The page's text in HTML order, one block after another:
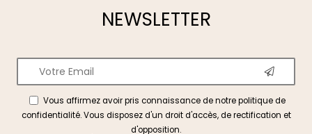
NEWSLETTER
Vous affirmez avoir pris connaissance de notrepolitique de
confidentialité. Vous disposez d'un droit d'accès, de rectification et
d'opposition.